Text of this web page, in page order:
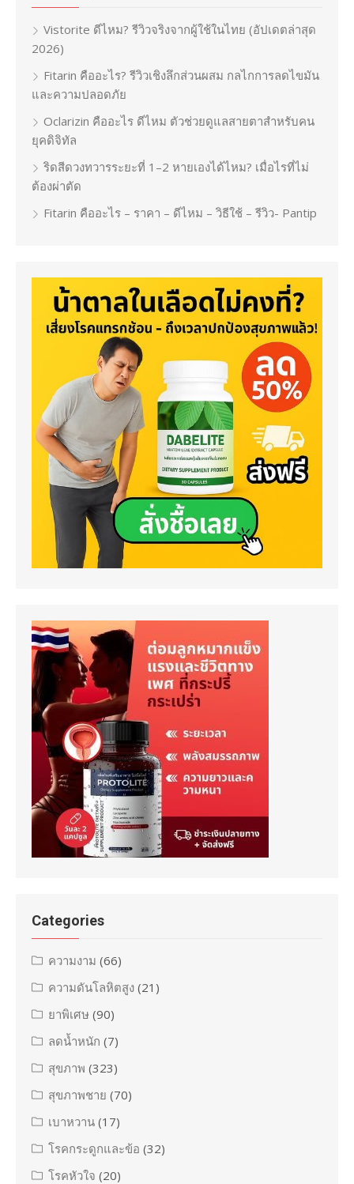
Vistorite ดีไหม? รีวิวจริงจากผู้ใช้ในไทย (อัปเดตล่าสุด
2026)
Fitarin คืออะไร? รีวิวเชิงลึกส่วนผสม กลไกการลดไขมัน
และความปลอดภัย
Oclarizin คืออะไร ดีไหม ตัวช่วยดูแลสายตาสำหรับคน
ยุคดิจิทัล
ริดสีดวงทวารระยะที่ 1–2 หายเองได้ไหม? เมื่อไรที่ไม่
ต้องผ่าตัด
Fitarin คืออะไร – ราคา – ดีไหม – วิธีใช้ – รีวิว- Pantip
Categories
ความงาม (66)
ความดันโลหิตสูง (21)
ยาพิเศษ (90)
ลดน้ำหนัก (7)
สุขภาพ (323)
สุขภาพชาย (70)
เบาหวาน (17)
โรคกระดูกและข้อ (32)
โรคหัวใจ (20)